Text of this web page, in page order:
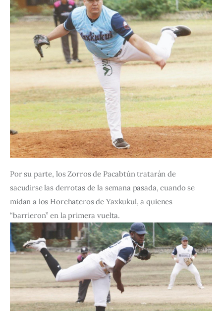
Por su parte, los Zorros de Pacabtún tratarán de
sacudirse las derrotas de la semana pasada, cuando se
midan a los Horchateros de Yaxkukul, a quienes
“barrieron” en la primera vuelta.